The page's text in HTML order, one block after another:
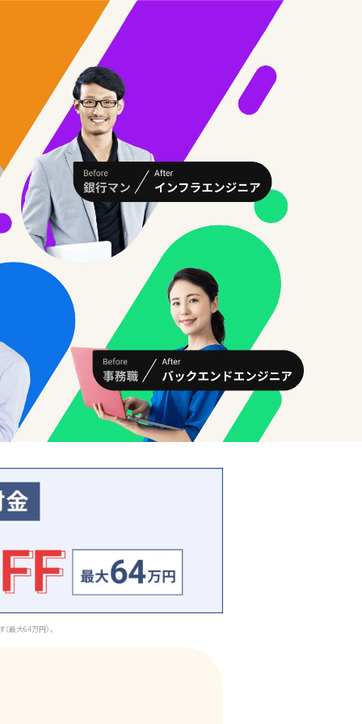
最大64万円）。